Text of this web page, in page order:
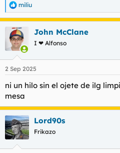
R
e
a
c
c
e
s
:
miliu
John McClane
I ❤ Alfonso
2 Sep 2025
ni un hilo sin el ojete de ilg
mesa
Lord90s
Frikazo